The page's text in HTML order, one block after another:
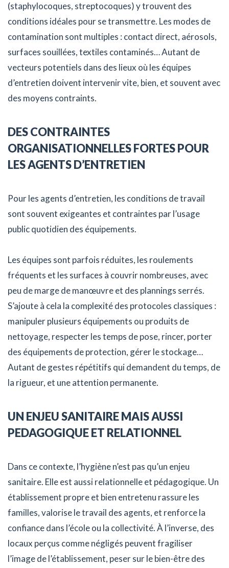
(staphylocoques, streptocoques) y trouvent des
conditions idéales pour se transmettre. Les modes de
contamination sont multiples : contact direct, aérosols,
surfaces souillées, textiles contaminés… Autant de
vecteurs potentiels dans des lieux où les équipes
d’entretien doivent intervenir vite, bien, et souvent avec
des moyens contraints.
DES CONTRAINTES
ORGANISATIONNELLES FORTES POUR
LES AGENTS D’ENTRETIEN
Pour les agents d’entretien, les conditions de travail
sont souvent exigeantes et contraintes par l’usage
public quotidien des équipements.
Les équipes sont parfois réduites, les roulements
fréquents et les surfaces à couvrir nombreuses, avec
peu de marge de manœuvre et des plannings serrés.
S’ajoute à cela la complexité des protocoles classiques :
manipuler plusieurs équipements ou produits de
nettoyage, respecter les temps de pose, rincer, porter
des équipements de protection, gérer le stockage…
Autant de gestes répétitifs qui demandent du temps, de
la rigueur, et une attention permanente.
UN ENJEU SANITAIRE MAIS AUSSI
PEDAGOGIQUE ET RELATIONNEL
Dans ce contexte, l’hygiène n’est pas qu’un enjeu
sanitaire. Elle est aussi relationnelle et pédagogique. Un
établissement propre et bien entretenu rassure les
familles, valorise le travail des agents, et renforce la
confiance dans l’école ou la collectivité. À l’inverse, des
locaux perçus comme négligés peuvent fragiliser
l’image de l’établissement, peser sur le bien-être des